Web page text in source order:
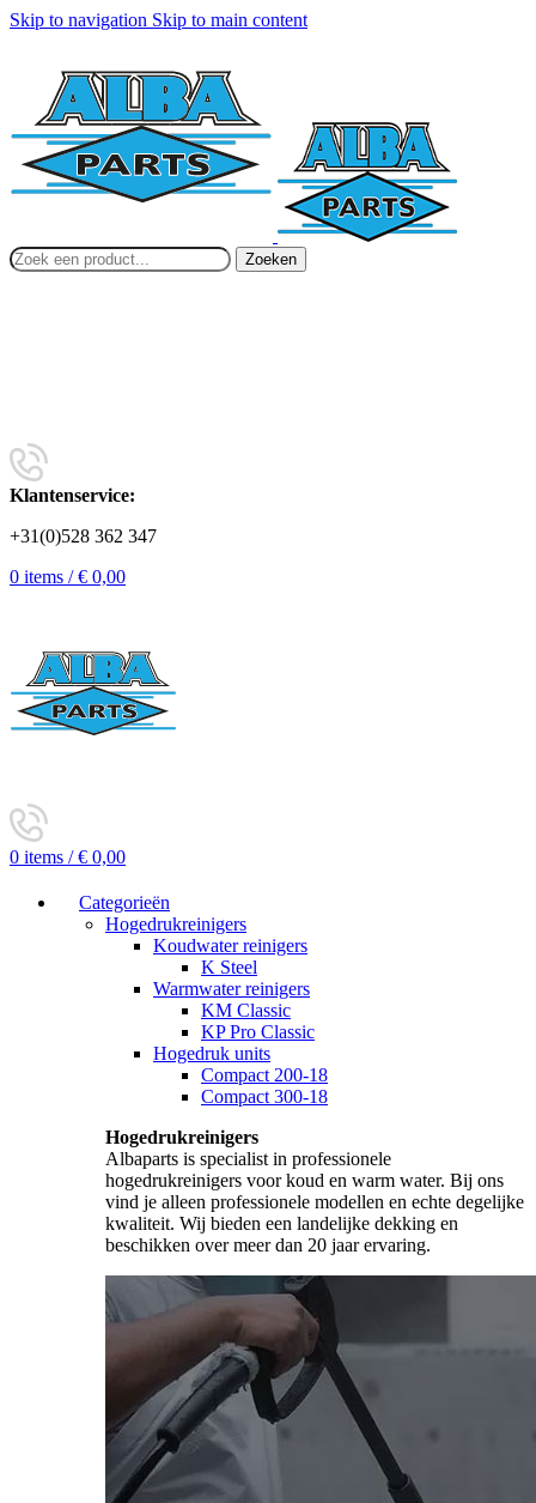
Skip to navigation Skip to main content
Zoeken
Klantenservice:
+31(0)528 362 347
0 items / € 0,00
0 items / € 0,00
Categorieën
Hogedrukreinigers
Koudwater reinigers
K Steel
Warmwater reinigers
KM Classic
KP Pro Classic
Hogedruk units
Compact 200-18
Compact 300-18
Hogedrukreinigers
Albaparts is specialist in professionele
hogedrukreinigers voor koud en warm water. Bij ons
vind je alleen professionele modellen en echte degelijke
kwaliteit. Wij bieden een landelijke dekking en
beschikken over meer dan 20 jaar ervaring.